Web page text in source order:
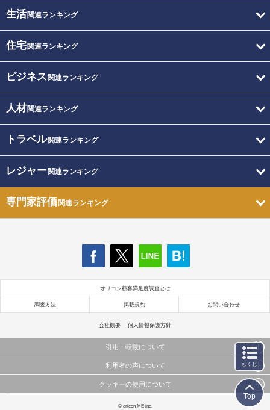
生活関連ランキング
住宅関連ランキング
ビジネス 関連ランキング
人材関連ランキング
トラベル関連ランキング
レジャー関連ランキング
専門家評価関連ランキング
オリコン顧客満足度調査とは
調査方法 掲載規約 お問い合わせ
会社概要 個人情報保護方針
引用・転載について
当サイトで公開されている情報（文字、写真、イラスト、画像データ等）及びこれらの配置・
これらの情報を権利者の許可なく無断転載・複製などの二次利用を行うことは固く禁じており
利用者の声について
当サイトに掲載している内容はすべてサービスの利用者が提出された見解・感想です。
弊社の見解・ 意見ではないことをご理解いただいた上でご覧ください。
クッキーの使用について
このサイトでは Cookie を使用して、ユーザーに合わせたコンテンツや広告の表示、ソーシャル
© oricon ME inc.
もくじ
Top